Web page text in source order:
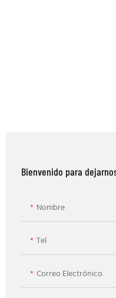
Bienvenido para
Nombre
Tel
Correo Electrónico